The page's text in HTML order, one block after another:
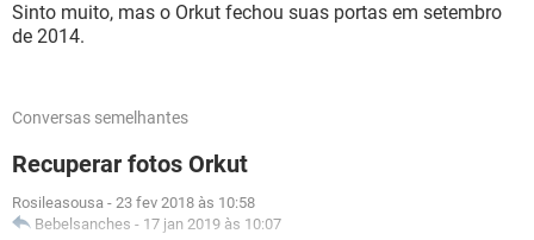
Sinto muito, mas o Orkut fechou suas portas em setembro
de 2014.
Conversas semelhantes
Recuperar fotos Orkut
Rosileasousa - 23 fev 2018 às 10:58
Bebelsanches - 17 jan 2019 às 10:07